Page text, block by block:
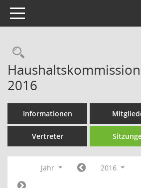
Toggle navigation
Rechercheauswahl
2016
Informationen
Vertreter
Jahr 2016